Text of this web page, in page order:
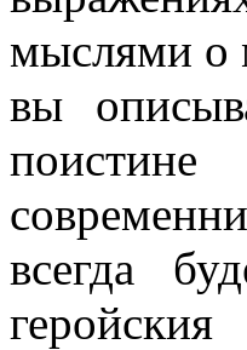
мыслями о
вы
поистине
всегда